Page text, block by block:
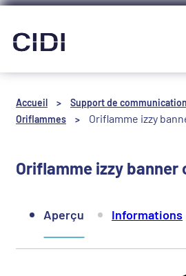
Panneau de gestion des cookies
Accueil > Support de communication
Oriflammes
> Oriflamme izzy
Oriflamme izzy banner
Aperçu Informations